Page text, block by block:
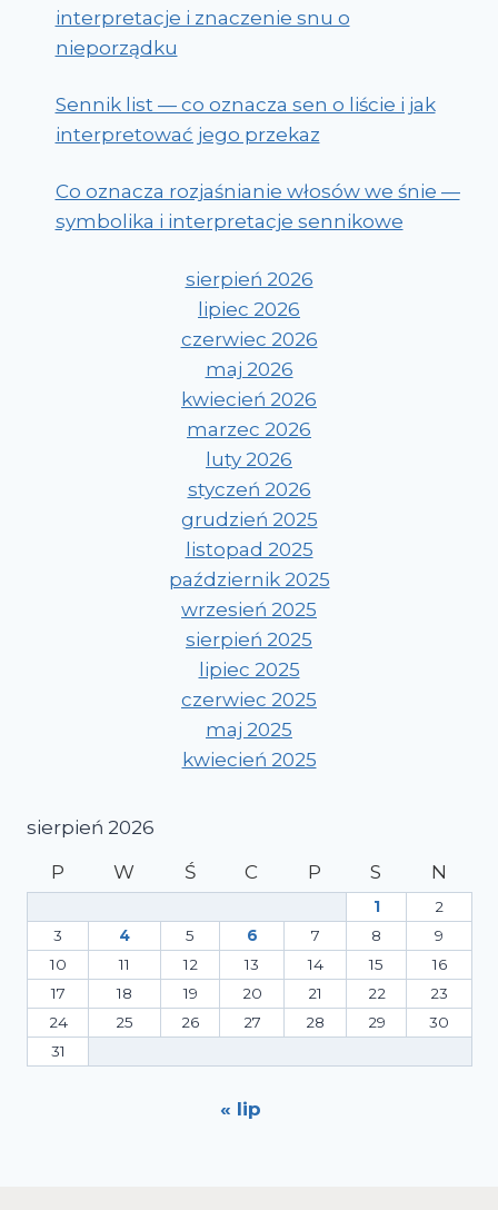
interpretacje i znaczenie snu o
nieporządku
Sennik list — co oznacza sen o liście i jak
interpretować jego przekaz
Co oznacza rozjaśnianie włosów we śnie —
symbolika i interpretacje sennikowe
sierpień 2026
lipiec 2026
czerwiec 2026
maj 2026
kwiecień 2026
marzec 2026
luty 2026
styczeń 2026
grudzień 2025
listopad 2025
październik 2025
wrzesień 2025
sierpień 2025
lipiec 2025
czerwiec 2025
maj 2025
kwiecień 2025
sierpień 2026
P
W Ś C P S N
1
2
3
4 5 6 7 8
9
10
11 12 13 14 15
16
17
18 19 20 21 22
23
24
25 26 27 28 29
30
31
« lip